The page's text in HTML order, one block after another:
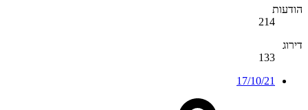
הודעות
214
דירוג
133
17/10/21